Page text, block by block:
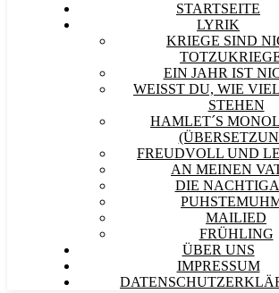
STARTSEITE
LYRIK
KRIEGE SIND
EIN JAHR IST
WEISST DU, WIE VIEL
TEHEN
HAMLET´S
FREUDVOLL UND
AN MEINEN
DIE
MAILIED
FRÜHLING
ÜBER UNS
IMPRESSUM